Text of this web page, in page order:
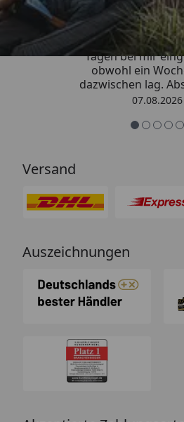
4,81/ 5
„Die Bestellung ist
Tagen bei mir
obwohl ein
dazwischen lag.
Sicherlich nicht
so.“
07.08.2026
Versand
Auszeichnungen